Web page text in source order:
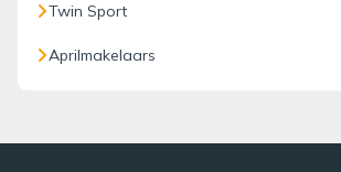
Twin Sport
Aprilmakelaars